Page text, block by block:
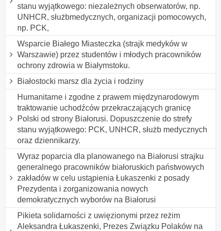
stanu wyjątkowego: niezależnych obserwatorów, np.
UNHCR, służbmedycznych, organizacji pomocowych,
np. PCK,
Wsparcie Białego Miasteczka (strajk medyków w
Warszawie) przez studentów i młodych pracowników
ochrony zdrowia w Białymstoku.
Białostocki marsz dla życia i rodziny
Humanitarne i zgodne z prawem międzynarodowym
traktowanie uchodźców przekraczających granicę
Polski od strony Białorusi. Dopuszczenie do strefy
stanu wyjątkowego: PCK, UNHCR, służb medycznych
oraz dziennikarzy.
Wyraz poparcia dla planowanego na Białorusi strajku
generalnego pracowników białoruskich państwowych
zakładów w celu ustąpienia Łukaszenki z posady
Prezydenta i zorganizowania nowych
demokratycznych wyborów na Białorusi
Pikieta solidarności z uwięzionymi przez reżim
Aleksandra Łukaszenki, Prezes Związku Polaków na